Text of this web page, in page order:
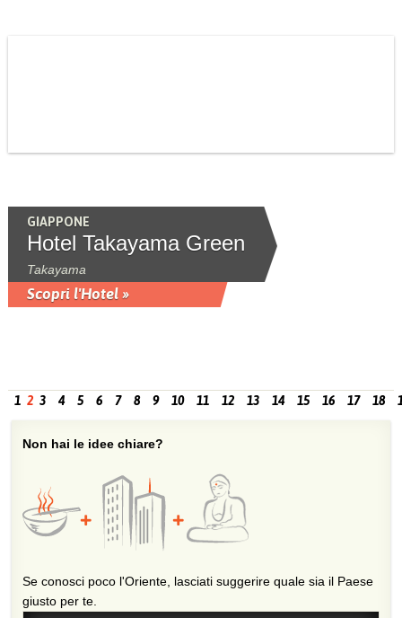
GIAPPONE
Hotel Takayama Green
Takayama
Scopri l'Hotel »
1 2 3 4 5 6 7 8 9 10 11 12 13 14 15 16 17 18
Non hai le idee chiare?
Se conosci poco l'Oriente, lasciati suggerire quale sia il Paese
giusto per te.